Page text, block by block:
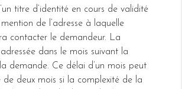
titre d’identité en cours de validité
de l’adresse à laquelle
contacter le demandeur. La
dans le mois suivant la
demande. Ce délai d’un mois peut
de deux mois si la complexité de la